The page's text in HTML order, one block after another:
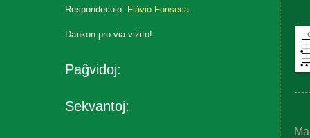
Respondeculo: Flávio Fonseca.
Dankon pro via vizito!
Paĝvidoj:
Sekvantoj: